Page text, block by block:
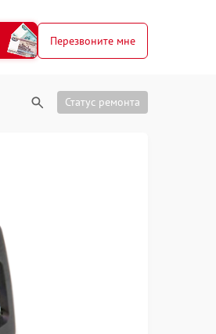
Перезвоните мне
Статус ремонта